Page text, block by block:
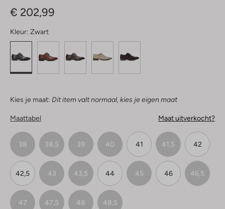
€ 202,99
Kleur: Zwart
Kies je maat: Dit item valt normaal, kies je eigen maat
Maattabel Maat uitverkocht?
38 38,5 39 40 41 41,5 42
42,5 43 43,5 44 45 46 46,5
47 47,5 48 48,5